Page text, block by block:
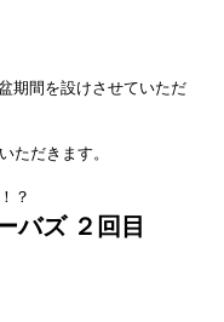
期間を設けさせていただ
ただきます。
？
バズ ２回目